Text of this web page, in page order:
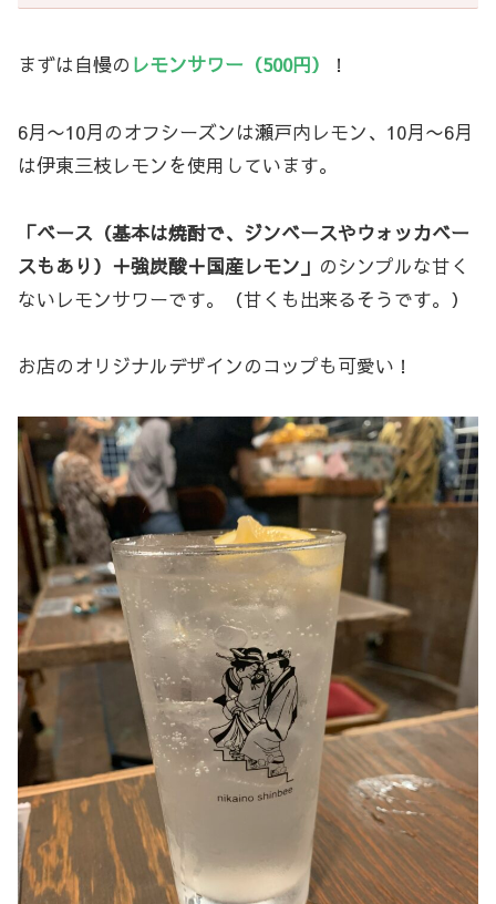
まずは自慢の レモンサワー（500円） ！
6月〜10月のオフシーズンは瀬戸内レモン、10月〜6月
は伊東三枝レモンを使用しています。
「ベース（基本は焼酎で、ジンベースやウォッカベー
スもあり）＋強炭酸＋国産レモン」 のシンプルな甘く
ないレモンサワーです。（甘くも出来るそうです。）
お店のオリジナルデザインのコップも可愛い！